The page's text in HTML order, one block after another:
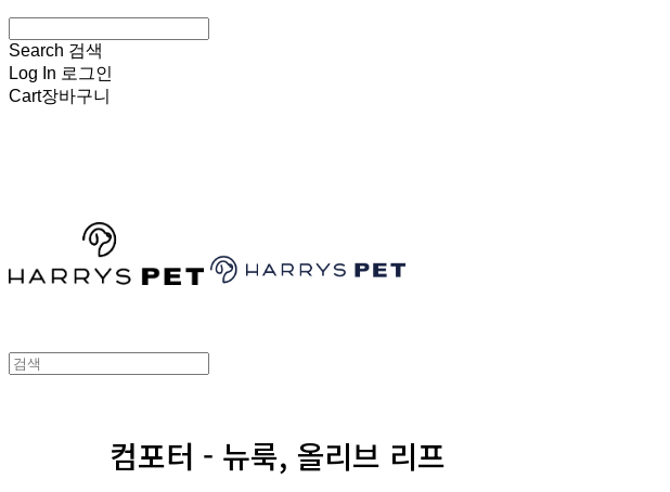
Search 검색
Log In 로그인
Cart장바구니
컴포터 - 뉴룩, 올리브 리프